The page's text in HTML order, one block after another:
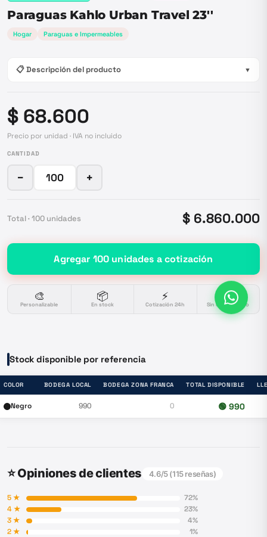
Paraguas Kahlo Urban Travel 23''
Hogar Paraguas e Impermeables
📋 Descripción del producto ▼
$ 68.600
Precio por unidad · IVA no incluido
CANTIDAD
− +
Total · 100 unidades $ 6.860.000
Agregar 100 unidades a cotización
🎨
Personalizable
📦
En stock
⚡
Cotización 24h
🔒
Sin compromiso
Stock disponible por referencia
COLOR BODEGA LOCAL BODEGA ZONA FRANCA TOTAL DISPONIBLE
Negro 990 0 🟢 990
⭐ Opiniones de clientes 4.6/5 (115reseñas)
5★ 72%
4★ 23%
3★ 4%
2★ 1%